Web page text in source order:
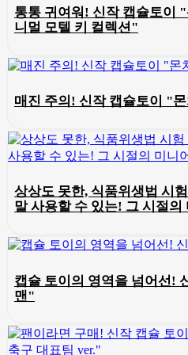
통통 귀여워! 신작 캡슐토이
니멀 모텔 키 컬렉션"
매진 주의! 신작 캡슐토이 "
상상도 못한, 식품위생법 시
말 사용할 수 있는! 그 시절
캡슐 토이의 영역을 넘어선!
맨"